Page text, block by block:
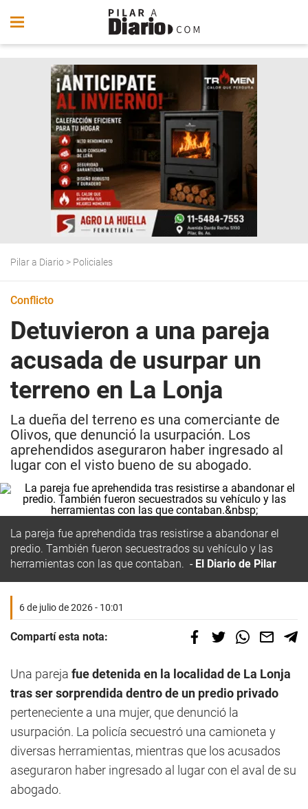
Pilar a Diario > Policiales
Conflicto
Detuvieron a una pareja
acusada de usurpar un
terreno en La Lonja
La dueña del terreno es una comerciante de
Olivos, que denunció la usurpación. Los
aprehendidos aseguraron haber ingresado al
lugar con el visto bueno de su abogado.
La pareja fue aprehendida tras resistirse a abandonar el
predio. También fueron secuestrados su vehículo y las
herramientas con las que contaban.
El Diario de Pilar
6 de julio de 2026 - 10:01
Compartí esta nota:
Una pareja fue detenida en la localidad de La Lonja
tras ser sorprendida dentro de un predio privado
perteneciente a una mujer, que denunció la
usurpación. La policía secuestró una camioneta y
diversas herramientas, mientras que los acusados
aseguraron haber ingresado al lugar con el aval de su
abogado.